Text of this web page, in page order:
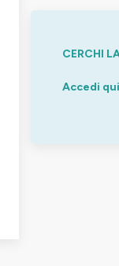
CERCHI
Accedi qui